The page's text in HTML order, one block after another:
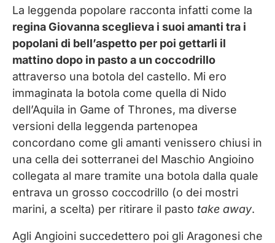
La leggenda popolare racconta infatti come la
regina Giovanna sceglieva i suoi amanti tra i
popolani di bell’aspetto per poi gettarli il
mattino dopo in pasto a un coccodrillo
attraverso una botola del castello. Mi ero
immaginata la botola come quella di Nido
dell’Aquila in Game of Thrones, ma diverse
versioni della leggenda partenopea
concordano come gli amanti venissero chiusi in
una cella dei sotterranei del Maschio Angioino
collegata al mare tramite una botola dalla quale
entrava un grosso coccodrillo (o dei mostri
marini, a scelta) per ritirare il pasto take away.
Agli Angioini succedettero poi gli Aragonesi che